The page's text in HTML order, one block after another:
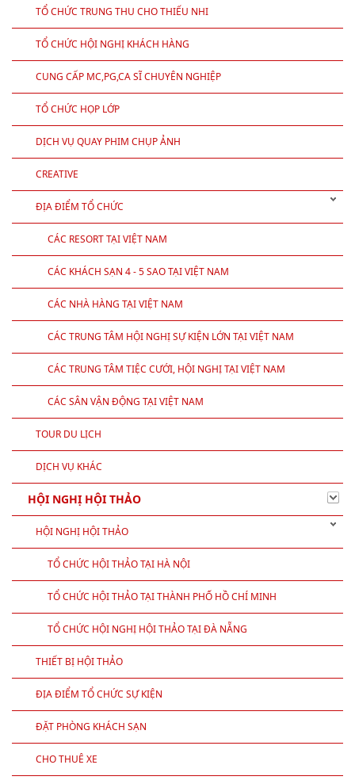
TỔ CHỨC TRUNG THU CHO THIẾU NHI
TỔ CHỨC HỘI NGHỊ KHÁCH HÀNG
CUNG CẤP MC,PG,CA SĨ CHUYÊN NGHIỆP
TỔ CHỨC HỌP LỚP
DỊCH VỤ QUAY PHIM CHỤP ẢNH
CREATIVE
ĐỊA ĐIỂM TỔ CHỨC
CÁC RESORT TẠI VIỆT NAM
CÁC KHÁCH SẠN 4 - 5 SAO TẠI VIỆT NAM
CÁC NHÀ HÀNG TẠI VIỆT NAM
CÁC TRUNG TÂM HỘI NGHỊ SỰ KIỆN LỚN TẠI VIỆT NAM
CÁC TRUNG TÂM TIỆC CƯỚI, HỘI NGHỊ TẠI VIỆT NAM
CÁC SÂN VẬN ĐỘNG TẠI VIỆT NAM
TOUR DU LỊCH
DỊCH VỤ KHÁC
HỘI NGHỊ HỘI THẢO
HỘI NGHỊ HỘI THẢO
TỔ CHỨC HỘI THẢO TẠI HÀ NỘI
TỔ CHỨC HỘI THẢO TẠI THÀNH PHỐ HỒ CHÍ MINH
TỔ CHỨC HỘI NGHỊ HỘI THẢO TẠI ĐÀ NẴNG
THIẾT BỊ HỘI THẢO
ĐỊA ĐIỂM TỔ CHỨC SỰ KIỆN
ĐẶT PHÒNG KHÁCH SẠN
CHO THUÊ XE